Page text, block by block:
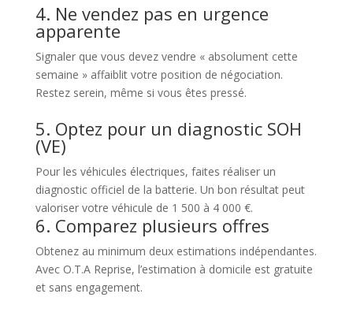
4. Ne vendez pas en urgence
apparente
Signaler que vous devez vendre « absolument cette
semaine » affaiblit votre position de négociation.
Restez serein, même si vous êtes pressé.
5. Optez pour un diagnostic SOH
(VE)
Pour les véhicules électriques, faites réaliser un
diagnostic officiel de la batterie. Un bon résultat peut
valoriser votre véhicule de 1 500 à 4 000 €.
6. Comparez plusieurs offres
Obtenez au minimum deux estimations indépendantes.
Avec O.T.A Reprise, l’estimation à domicile est gratuite
et sans engagement.